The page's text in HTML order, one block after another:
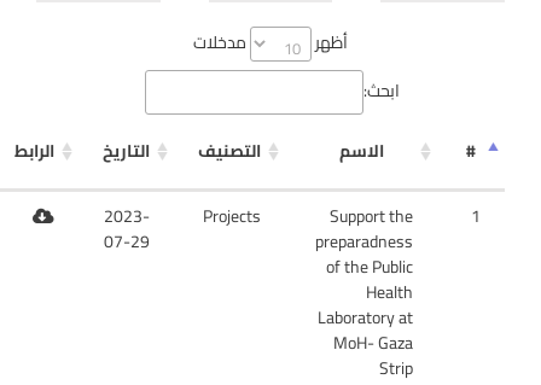
أظهر
مدخلات
ابحث:
#
الاسم التصنيف التاريخ الرابط
1
Support the
preparadness
of the Public
Health
Laboratory at
MoH- Gaza
Strip
Projects
2023-
07-29